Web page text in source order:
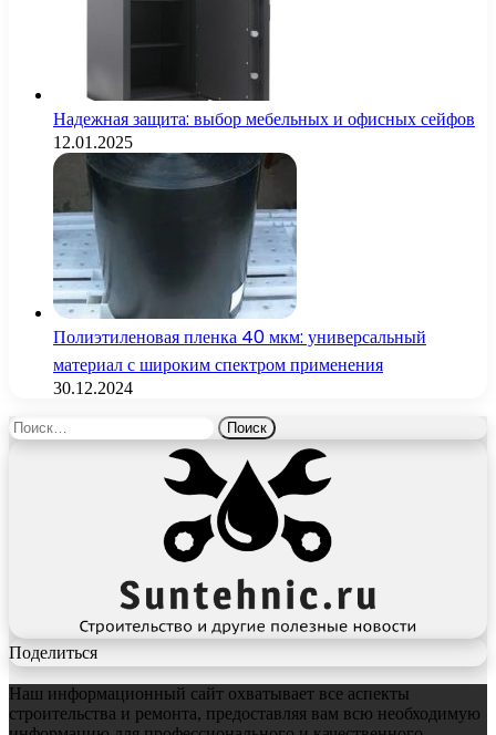
Надежная защита: выбор мебельных и офисных сейфов
12.01.2025
Полиэтиленовая пленка 40 мкм: универсальный
материал с широким спектром применения
30.12.2024
Найти:
Поделиться
Наш информационный сайт охватывает все аспекты
строительства и ремонта, предоставляя вам всю необходимую